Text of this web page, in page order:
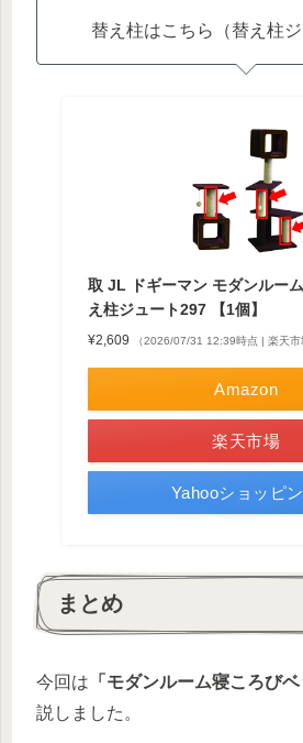
替え柱はこちら（替え柱ジ
取 JL ドギーマン モダンルー
え柱ジュート297 【1個】
¥2,609 （2026/07/31 12:39時点 | 楽天市
Amazon
楽天市場
Yahooショッピ
まとめ
今回は 「モダンルーム寝ころびベ
説しました。